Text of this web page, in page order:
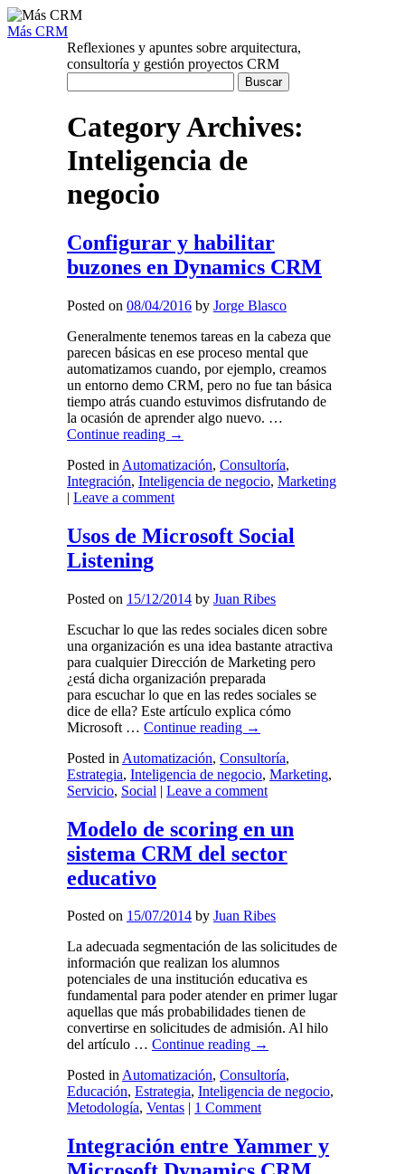
Más CRM
Reflexiones y apuntes sobre arquitectura,
consultoría y gestión proyectos CRM
Category Archives:
Inteligencia de
negocio
Configurar y habilitar
buzones en Dynamics CRM
Posted on 08/04/2016 by Jorge Blasco
Generalmente tenemos tareas en la cabeza que
parecen básicas en ese proceso mental que
automatizamos cuando, por ejemplo, creamos
un entorno demo CRM, pero no fue tan básica
tiempo atrás cuando estuvimos disfrutando de
la ocasión de aprender algo nuevo. …
Continue reading →
Posted in Automatización, Consultoría,
Integración, Inteligencia de negocio, Marketing
| Leave a comment
Usos de Microsoft Social
Listening
Posted on 15/12/2014 by Juan Ribes
Escuchar lo que las redes sociales dicen sobre
una organización es una idea bastante atractiva
para cualquier Dirección de Marketing pero
¿está dicha organización preparada
para escuchar lo que en las redes sociales se
dice de ella? Este artículo explica cómo
Microsoft … Continue reading →
Posted in Automatización, Consultoría,
Estrategia, Inteligencia de negocio, Marketing,
Servicio, Social | Leave a comment
Modelo de scoring en un
sistema CRM del sector
educativo
Posted on 15/07/2014 by Juan Ribes
La adecuada segmentación de las solicitudes de
información que realizan los alumnos
potenciales de una institución educativa es
fundamental para poder atender en primer lugar
aquellas que más probabilidades tienen de
convertirse en solicitudes de admisión. Al hilo
del artículo … Continue reading →
Posted inAutomatización, Consultoría,
Educación, Estrategia, Inteligencia de negocio,
Metodología, Ventas | 1 Comment
Integración entre Yammer y